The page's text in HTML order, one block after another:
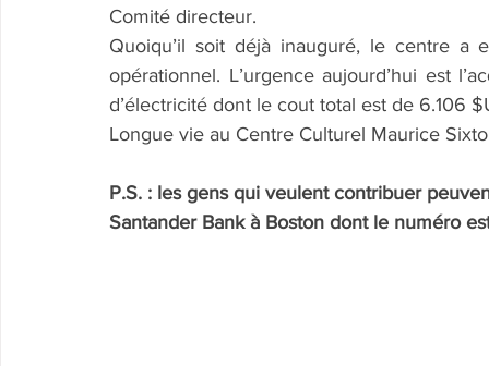
Comité directeur.
Quoiqu’il soit déjà inauguré, le centre a
opérationnel. L’urgence aujourd’hui est
d’électricité dont le cout total est de 6.106
Longue vie au Centre Culturel Maurice Sixto
P.S. : les gens qui veulent contribuer
Santander Bank à Boston dont le numéro